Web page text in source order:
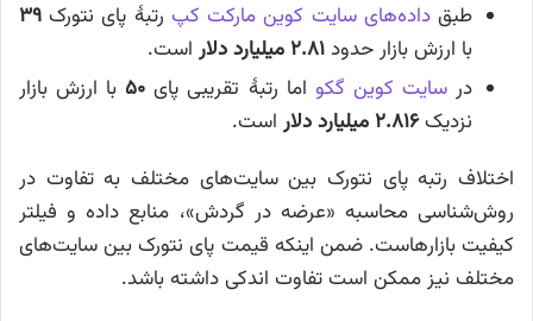
طبقداده‌های سایت کوین مارکت کپ رتبهٔ پای نتورک ۳۹
با ارزش بازار حدود۲.۸۱ میلیارد دلار
است.
درسایت کوین گکو اما رتبهٔ تقریبی پای ۵۰ با ارزش بازار
نزدیک۲.۸۱۶ میلیارد دلار
است.
اختلاف رتبه پای نتورک بین سایت‌های مختلف به تفاوت در
روش‌شناسی محاسبه «عرضه در گردش»، منابع داده و فیلتر
کیفیت بازارهاست. ضمن اینکه قیمت پای نتورک بین سایت‌های
مختلف نیز ممکن است تفاوت اندکی داشته باشد.